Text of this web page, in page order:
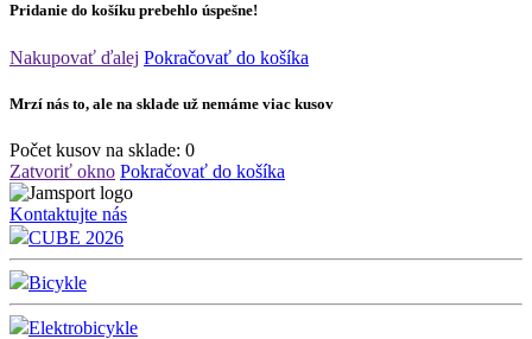
Pridanie do košíku prebehlo úspešne!
Nakupovať ďalej Pokračovať do košíka
Mrzí nás to, ale na sklade už nemáme viac kusov
Počet kusov na sklade: 0
Zatvoriť okno Pokračovať do košíka
Kontaktujte nás
CUBE 2026
Bicykle
Elektrobicykle